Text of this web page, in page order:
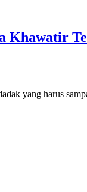
Khawatir
yang harus